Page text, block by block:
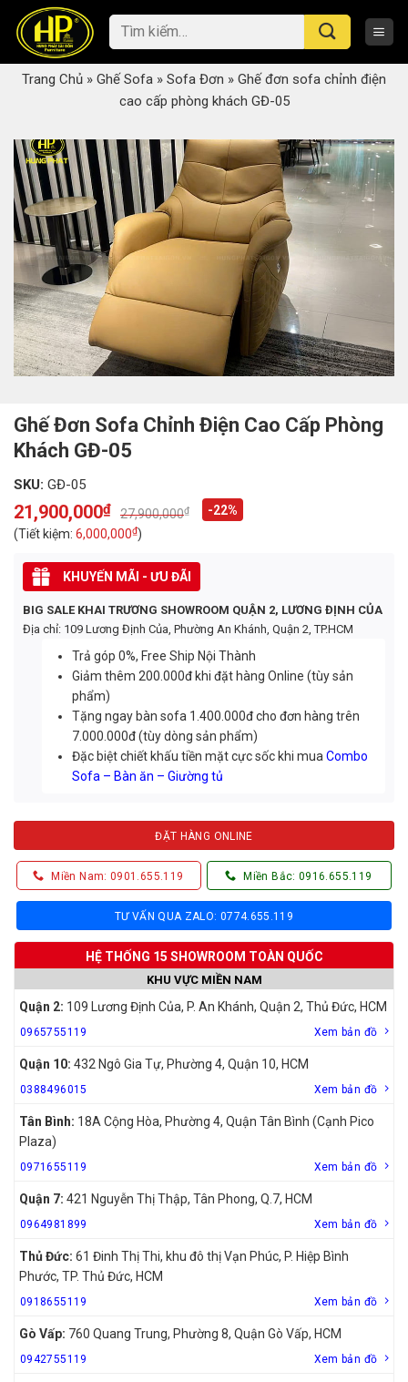
content
Tìm
kiếm:
Trang Chủ » Ghế Sofa » Sofa Đơn » Ghế đơn sofa chỉnh điện
cao cấp phòng khách GĐ-05
Ghế Đơn Sofa Chỉnh Điện Cao Cấp Phòng
Khách GĐ-05
SKU: GĐ-05
27,900,000₫
Original
price
was:
27,900,000₫.
21,900,000₫
Current
price
is:
21,900,000₫.
-22%
(Tiết kiệm: 6,000,000₫)
KHUYẾN MÃI - ƯU ĐÃI
BIG SALE KHAI TRƯƠNG SHOWROOM QUẬN 2, LƯƠNG ĐỊNH CỦA
Địa chỉ: 109 Lương Định Của, Phường An Khánh, Quận 2, TP.HCM
Trả góp 0%, Free Ship Nội Thành
Giảm thêm 200.000đ khi đặt hàng Online (tùy sản
phẩm)
Tặng ngay bàn sofa 1.400.000đ cho đơn hàng trên
7.000.000đ (tùy dòng sản phẩm)
Đặc biệt chiết khấu tiền mặt cực sốc khi muaCombo
Sofa – Bàn ăn – Giường tủ
ĐẶT HÀNG ONLINE
Miền Nam: 0901.655.119 Miền Bắc: 0916.655.119
TƯ VẤN QUA ZALO: 0774.655.119
HỆ THỐNG 15 SHOWROOM TOÀN QUỐC
KHU VỰC MIỀN NAM
Quận 2: 109 Lương Định Của, P. An Khánh, Quận 2, Thủ Đức, HCM
0965755119 Xem bản đồ
Quận 10: 432 Ngô Gia Tự, Phường 4, Quận 10, HCM
0388496015 Xem bản đồ
Tân Bình: 18A Cộng Hòa, Phường 4, Quận Tân Bình (Cạnh Pico
Plaza)
0971655119 Xem bản đồ
Quận 7: 421 Nguyễn Thị Thập, Tân Phong, Q.7, HCM
0964981899 Xem bản đồ
Thủ Đức: 61 Đinh Thị Thi, khu đô thị Vạn Phúc, P. Hiệp Bình
Phước, TP. Thủ Đức, HCM
0918655119 Xem bản đồ
Gò Vấp: 760 Quang Trung, Phường 8, Quận Gò Vấp, HCM
0942755119 Xem bản đồ